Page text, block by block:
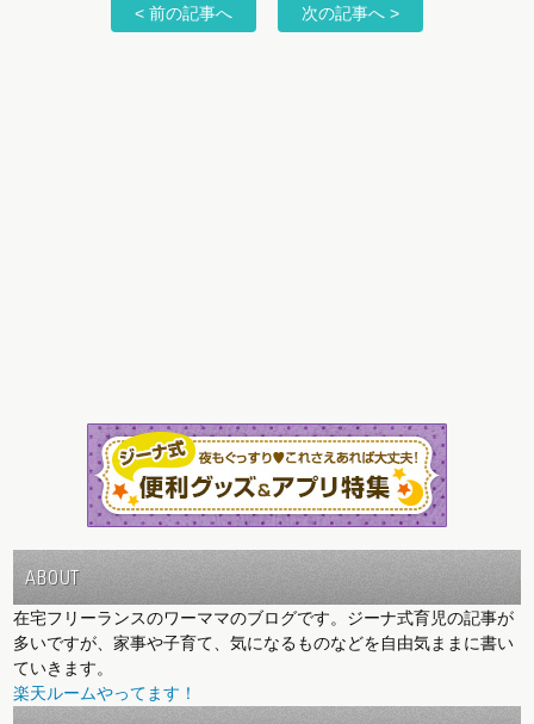
< 前の記事へ 次の記事へ >
ABOUT
在宅フリーランスのワーママのブログです。ジーナ式育児の記事が
多いですが、家事や子育て、気になるものなどを自由気ままに書い
ていきます。
楽天ルームやってます！